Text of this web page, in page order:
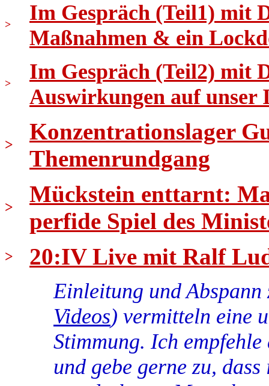
>
Im Gespräch (Teil1) mit
Maßnahmen & ein
>
Im Gespräch (Teil2) mit
Auswirkungen auf unser
>
Konzentrationslager
Themenrundgang
>
Mückstein enttarnt:
perfide Spiel des
> 20:IV Live mit Ralf
Einleitung und
Videos) vermitteln eine
Stimmung. Ich
und gebe gerne zu,